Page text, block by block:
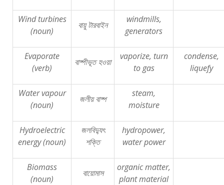
Wind turbines
(noun)
বায়ু টারবাইন
windmills,
generators
Evaporate
(verb)
বাষ্পীভূত হওয়া
vaporize, turn
to gas
condense,
liquefy
Water vapour
(noun)
জলীয় বাষ্প
steam,
moisture
Hydroelectric
energy (noun)
জলবিদ্যুৎ
শক্তি
hydropower,
water power
Biomass
(noun)
বায়োমাস
organic matter,
plant material